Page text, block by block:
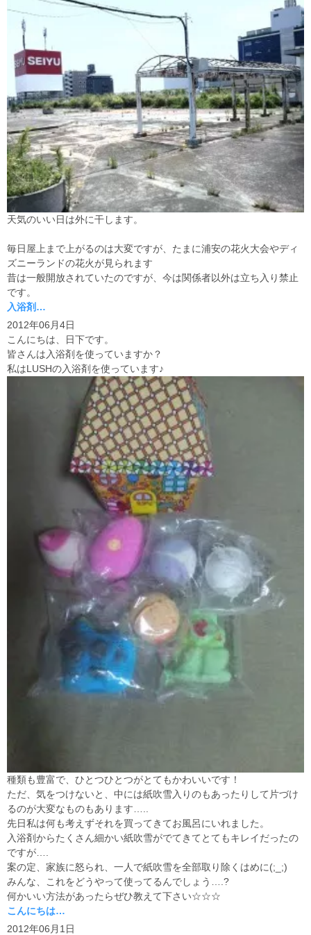
天気のいい日は外に干します。
毎日屋上まで上がるのは大変ですが、たまに浦安の花火大会やディ
ズニーランドの花火が見られます
昔は一般開放されていたのですが、今は関係者以外は立ち入り禁止
です。
入浴剤…
2012年06月4日
こんにちは、日下です。
皆さんは入浴剤を使っていますか？
私はLUSHの入浴剤を使っています♪
種類も豊富で、ひとつひとつがとてもかわいいです！
ただ、気をつけないと、中には紙吹雪入りのもあったりして片づけ
るのが大変なものもあります…..
先日私は何も考えずそれを買ってきてお風呂にいれました。
入浴剤からたくさん細かい紙吹雪がでてきてとてもキレイだったの
ですが….
案の定、家族に怒られ、一人で紙吹雪を全部取り除くはめに(;_;)
みんな、これをどうやって使ってるんでしょう….?
何かいい方法があったらぜひ教えて下さい☆☆☆
こんにちは…
2012年06月1日